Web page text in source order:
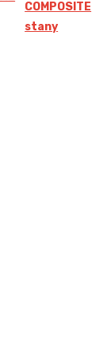
COMPOSITE
stany